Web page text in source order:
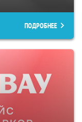
ПОДРОБНЕЕ